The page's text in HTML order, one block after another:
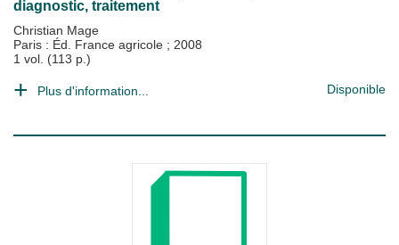
diagnostic, traitement
Christian Mage
Paris : Éd. France agricole ; 2008
1 vol. (113 p.)
Plus d'information... Disponible